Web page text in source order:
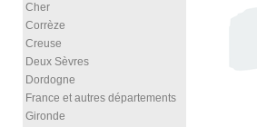
Cher
Corrèze
Creuse
Deux Sèvres
Dordogne
France et autres départements
Gironde